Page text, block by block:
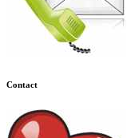
Contact